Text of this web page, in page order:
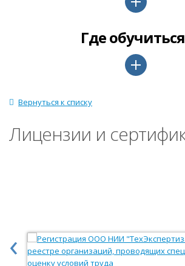
Где
Вернуться к списку
Лицензии и
‹